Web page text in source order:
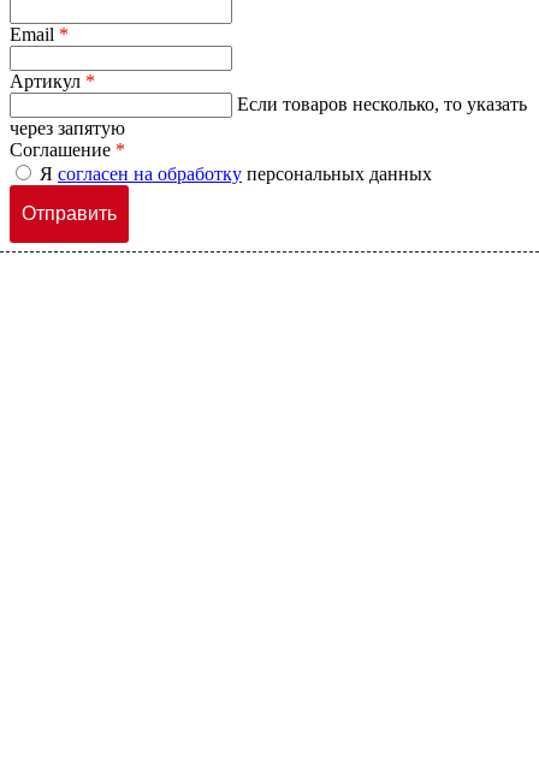
Email *
Артикул *
Если товаров несколько, то указать
через запятую
Соглашение *
Я согласен на обработку персональных данных